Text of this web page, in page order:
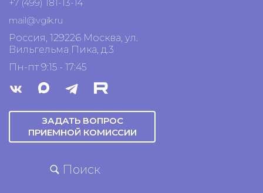
+7 (499) 181-13-14
mail@vgik.ru
Россия, 129226 Москва, ул.
Вильгельма Пика, д.3
Пн-пт 9:15 - 17:45
ЗАДАТЬ ВОПРОС
ПРИЕМНОЙ КОМИССИИ
Поиск